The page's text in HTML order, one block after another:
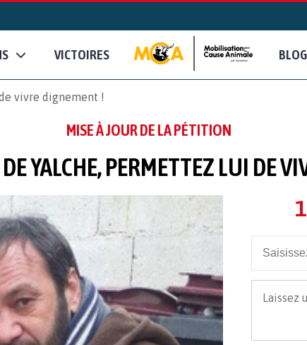
VICTOIRES BLOG
vivre dignement !
MISE À JOUR DE LA PÉTITION
YALCHE, PERMETTEZ LUI DE